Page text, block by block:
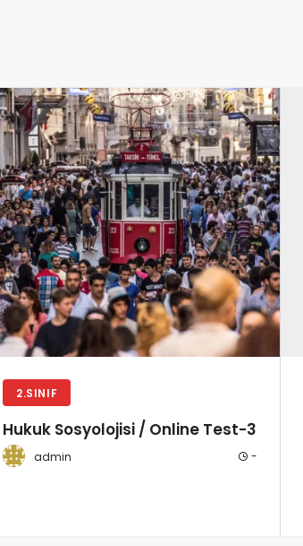
2.SINIF
Hukuk Sosyolojisi / Online Test-3
admin -